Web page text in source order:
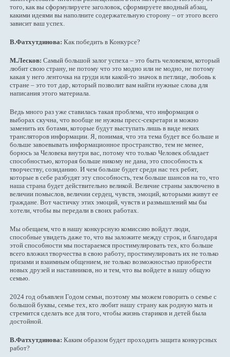
того, как вы сформулируете заголовок, сформируете вводный абзац,
какими идеями вы наполните содержательную сторону – от этого всего
зависит ваш успех.
В.Фатхутдинова: Как победить в Конкурсе?
М.Лесков: Самый большой залог успеха – это быть человеком, который
любит свою страну, не потому что это модно или не модно, не потому
какая у него ленточка на груди или какой-то значок в петлице, любовь к
стране – это тот дар, который позволит вам найти нужные слова для
написания этого материала.
Ведь много раз уже ставилась такая проблема, что информация о
выборах скучна, что вообще не нужны пресс-секретари и можно
заменить их ботами, которые будут выступать лишь в виде неких
трансляторов информации. Я, понимая, что эта тема будет все больше и
больше завоевывать информационное пространство, тем не менее,
борюсь за Человека внутри вас, потому что только Человек обладает
способностью, которая больше никому не дана, это способность к
творчеству, созиданию. И чем больше будет среди нас тех ребят,
которые в себе разбудят эту способность, тем больше шансов на то, что
наша страна будет действительно великой. Величие страны заключено в
величии помыслов, величии сердец, чувств, эмоций, которыми живут ее
граждане. Вот частичку этих эмоций, чувств и размышлений мы бы
хотели, чтобы вы передали в своих работах.
Мы обещаем, что в нашу конкурсную комиссию войдут люди,
способные увидеть даже то, что вы заложите между строк, и благодаря
этой способности мы постараемся простимулировать тех, кто больше
всего вложил творчества в свою работу, простимулировать их не только
призами и взаимным общением, не только возможностью приобрести
новых друзей и наставников, но и тем, что вы войдете в нашу общую
семью.
2024 год объявлен Годом семьи, поэтому мы можем говорить о семье с
большой буквы, семье тех, кто любит нашу страну как родную мать и
стремится сделать все для того, чтобы жизнь стариков и детей была
достойной.
В.Фатхутдинова: Каким образом будет проходить защита конкурсных
работ?